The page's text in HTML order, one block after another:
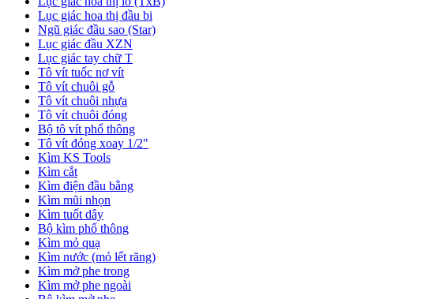
Lục giác hoa thị đầu bi
Ngũ giác đầu sao (Star)
Lục giác đầu XZN
Lục giác tay chữ T
Tô vít tuốc nơ vít
Tô vít chuôi gỗ
Tô vít chuôi nhựa
Tô vít chuôi đóng
Bộ tô vít phổ thông
Tô vít đóng xoay 1/2"
Kìm KS Tools
Kìm cắt
Kìm điện đầu bằng
Kìm mũi nhọn
Kìm tuốt dây
Bộ kìm phổ thông
Kìm mỏ quạ
Kìm nước (mỏ lết răng)
Kìm mở phe trong
Kìm mở phe ngoài